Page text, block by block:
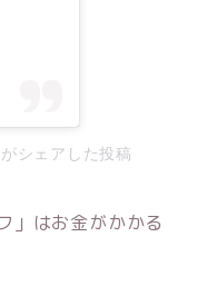
シェアした投稿
」はお金がかかる